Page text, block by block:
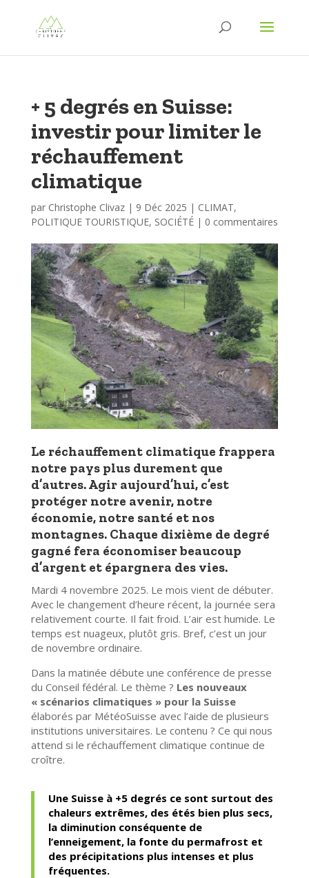
+ 5 degrés en Suisse:
investir pour limiter le
réchauffement
climatique
par Christophe Clivaz| 9 Déc 2025 | CLIMAT,
POLITIQUE TOURISTIQUE, SOCIÉTÉ| 0 commentaires
Le réchauffement climatique frappera
notre pays plus durement que
d’autres. Agir aujourd’hui, c’est
protéger notre avenir, notre
économie, notre santé et nos
montagnes. Chaque dixième de degré
gagné fera économiser beaucoup
d’argent et épargnera des vies.
Mardi 4 novembre 2025. Le mois vient de débuter.
Avec le changement d’heure récent, la journée sera
relativement courte. Il fait froid. L’air est humide. Le
temps est nuageux, plutôt gris. Bref, c’est un jour
de novembre ordinaire.
Dans la matinée débute une conférence de presse
du Conseil fédéral. Le thème ? Les nouveaux
« scénarios climatiques » pour la Suisse
élaborés par MétéoSuisse avec l’aide de plusieurs
institutions universitaires. Le contenu ? Ce qui nous
attend si le réchauffement climatique continue de
croître.
Une Suisse à +5 degrés ce sont surtout des
chaleurs extrêmes, des étés bien plus secs,
la diminution conséquente de
l’enneigement, la fonte du permafrost et
des précipitations plus intenses et plus
fréquentes.